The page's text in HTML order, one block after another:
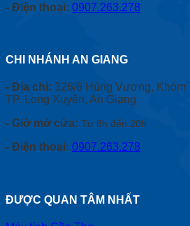
- Điện thoại: 0907.263.278
CHI NHÁNH AN GIANG
- Địa chỉ: 326/6 Hùng Vương, Khóm
TP. Long Xuyên, An Giang
- Giờ mở cửa: Từ 8h đến 20h
- Điện thoại: 0907.263.278
ĐƯỢC QUAN TÂM NHẤT